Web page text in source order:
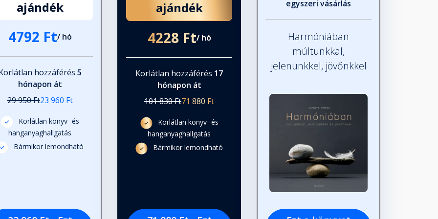
feldolgozáshoz
ajándék
4792 Ft/ hó
hozzáférés 5
hónapon át
29 950 Ft23 960 Ft
Korlátlan könyv- és
hanganyaghallgatás
Bármikor lemondható
ajándék
4228 Ft/ hó
Korlátlan hozzáférés 17
hónapon át
101 830 Ft71 880 Ft
Korlátlan könyv- és
hanganyaghallgatás
Bármikor lemondható
egyszeri vásárlás
Harmóniában
múltunkkal,
jelenünkkel, jövőnkkel